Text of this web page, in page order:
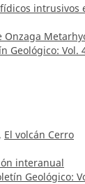
intrusivos
Onzaga
Geológico: Vol.
El volcán Cerro
interanual
Geológico: